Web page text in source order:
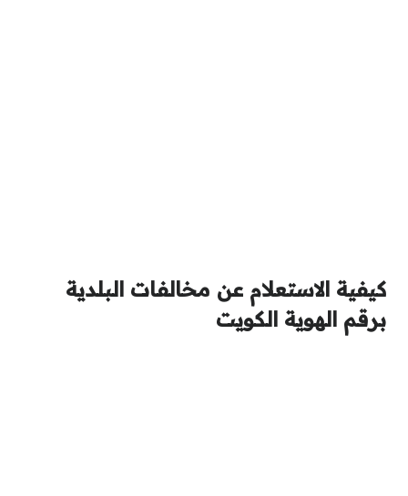
كيفية الاستعلام عن مخالفات البلدية
برقم الهوية الكويت